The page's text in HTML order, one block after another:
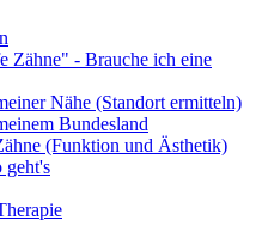
Zähne" - Brauche ich eine
Nähe (Standort ermitteln)
Bundesland
(Funktion und Ästhetik)
geht's